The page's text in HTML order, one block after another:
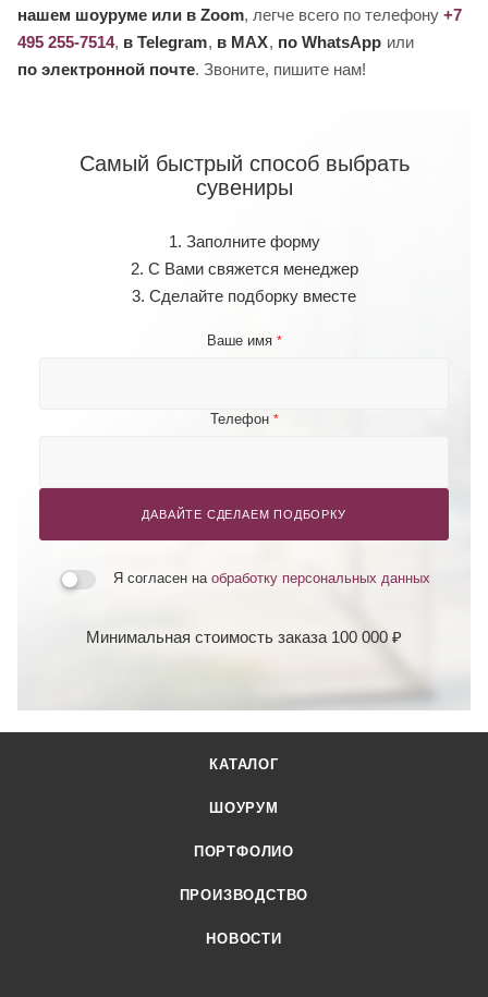
нашем шоуруме или в Zoom, легче всего по телефону +7
495 255-7514, в Telegram, в MAX, по WhatsApp или
по электронной почте. Звоните, пишите нам!
Самый быстрый способ выбрать
сувениры
1. Заполните форму
2. С Вами свяжется менеджер
3. Сделайте подборку вместе
Ваше имя *
Телефон *
ДАВАЙТЕ СДЕЛАЕМ ПОДБОРКУ
Я согласен на обработку персональных данных
Минимальная стоимость заказа 100 000 ₽
КАТАЛОГ
ШОУРУМ
ПОРТФОЛИО
ПРОИЗВОДСТВО
НОВОСТИ